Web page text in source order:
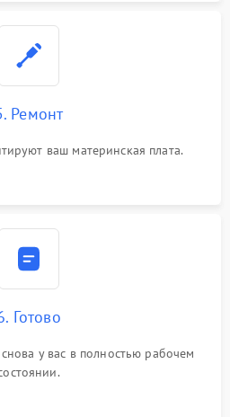
Ремонт
ваш материнская плата.
Готово
у вас в полностью рабочем